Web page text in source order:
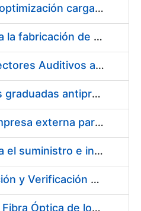
Pliego condiciones optimización cargas compras firmado
Acuerdo marco para la fabricación de piezas
Suministro de Protectores Auditivos a medida para las personas trabajadoras de los Centros de Trabajo de Madrid y Burgos
Suministro de gafas graduadas antiproyecciones para los trabajadores de la FNMT-RCM en los centros de trabajo de Madrid y Burgos
Servicios de una empresa externa para el asesoramiento y resolución de los recursos de alzada que se presentan relacionados con procesos de selección para la FNMT-RCM
Acuerdo marco para el suministro e instalación de persianas, estores y otros complementos
Servicio de Calibración y Verificación Externa de los Equipos de Medición del Servicio de Prevención de la FNMT-RCM
Conexión mediante Fibra Óptica de los Centros de Proceso de Datos (CPDs) de las sedes de la FNMT-RCM de Burgos y Madrid